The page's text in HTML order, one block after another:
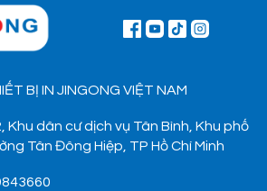
BỊ IN JINGONG VIỆT NAM
Khu dân cư dịch vụ Tân Bình, Khu phố
Tân Đông Hiệp, TP Hồ Chí Minh